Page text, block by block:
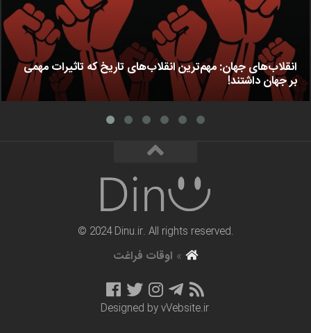
انقلاب‌های جهان: مهم‌ترین انقلاب‌های تاریخ که تاثیرات مهمی
بر جهان داشتند!
© 2024 Dinu.ir. All rights reserved.
» اوقات فراغت
Designed byvVebsite.ir